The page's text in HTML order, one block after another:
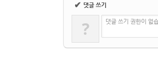
✔ 댓글 쓰기
? 댓글 쓰기 권한이 없